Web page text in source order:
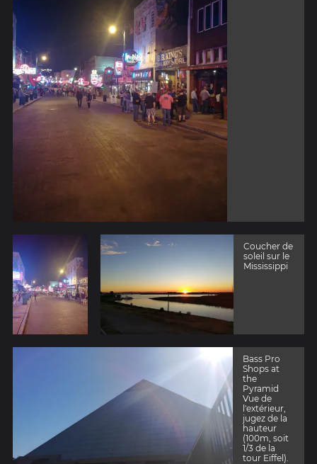
Coucher de
soleil sur le
Mississippi
Bass Pro
Shops at
the
Pyramid
Vue de
l'extérieur,
jugez de la
hauteur
(100m, soit
1/3 de la
tour Eiffel).